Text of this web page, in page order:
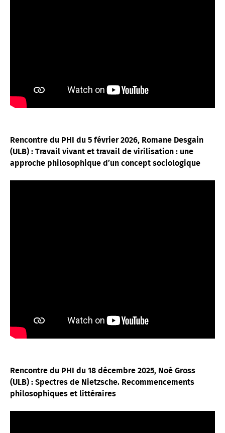
Rencontre du PHI du 5 février 2026, Romane Desgain
(ULB) : Travail vivant et travail de virilisation : une
approche philosophique d’un concept sociologique
Rencontre du PHI du 18 décembre 2025, Noé Gross
(ULB) : Spectres de Nietzsche. Recommencements
philosophiques et littéraires